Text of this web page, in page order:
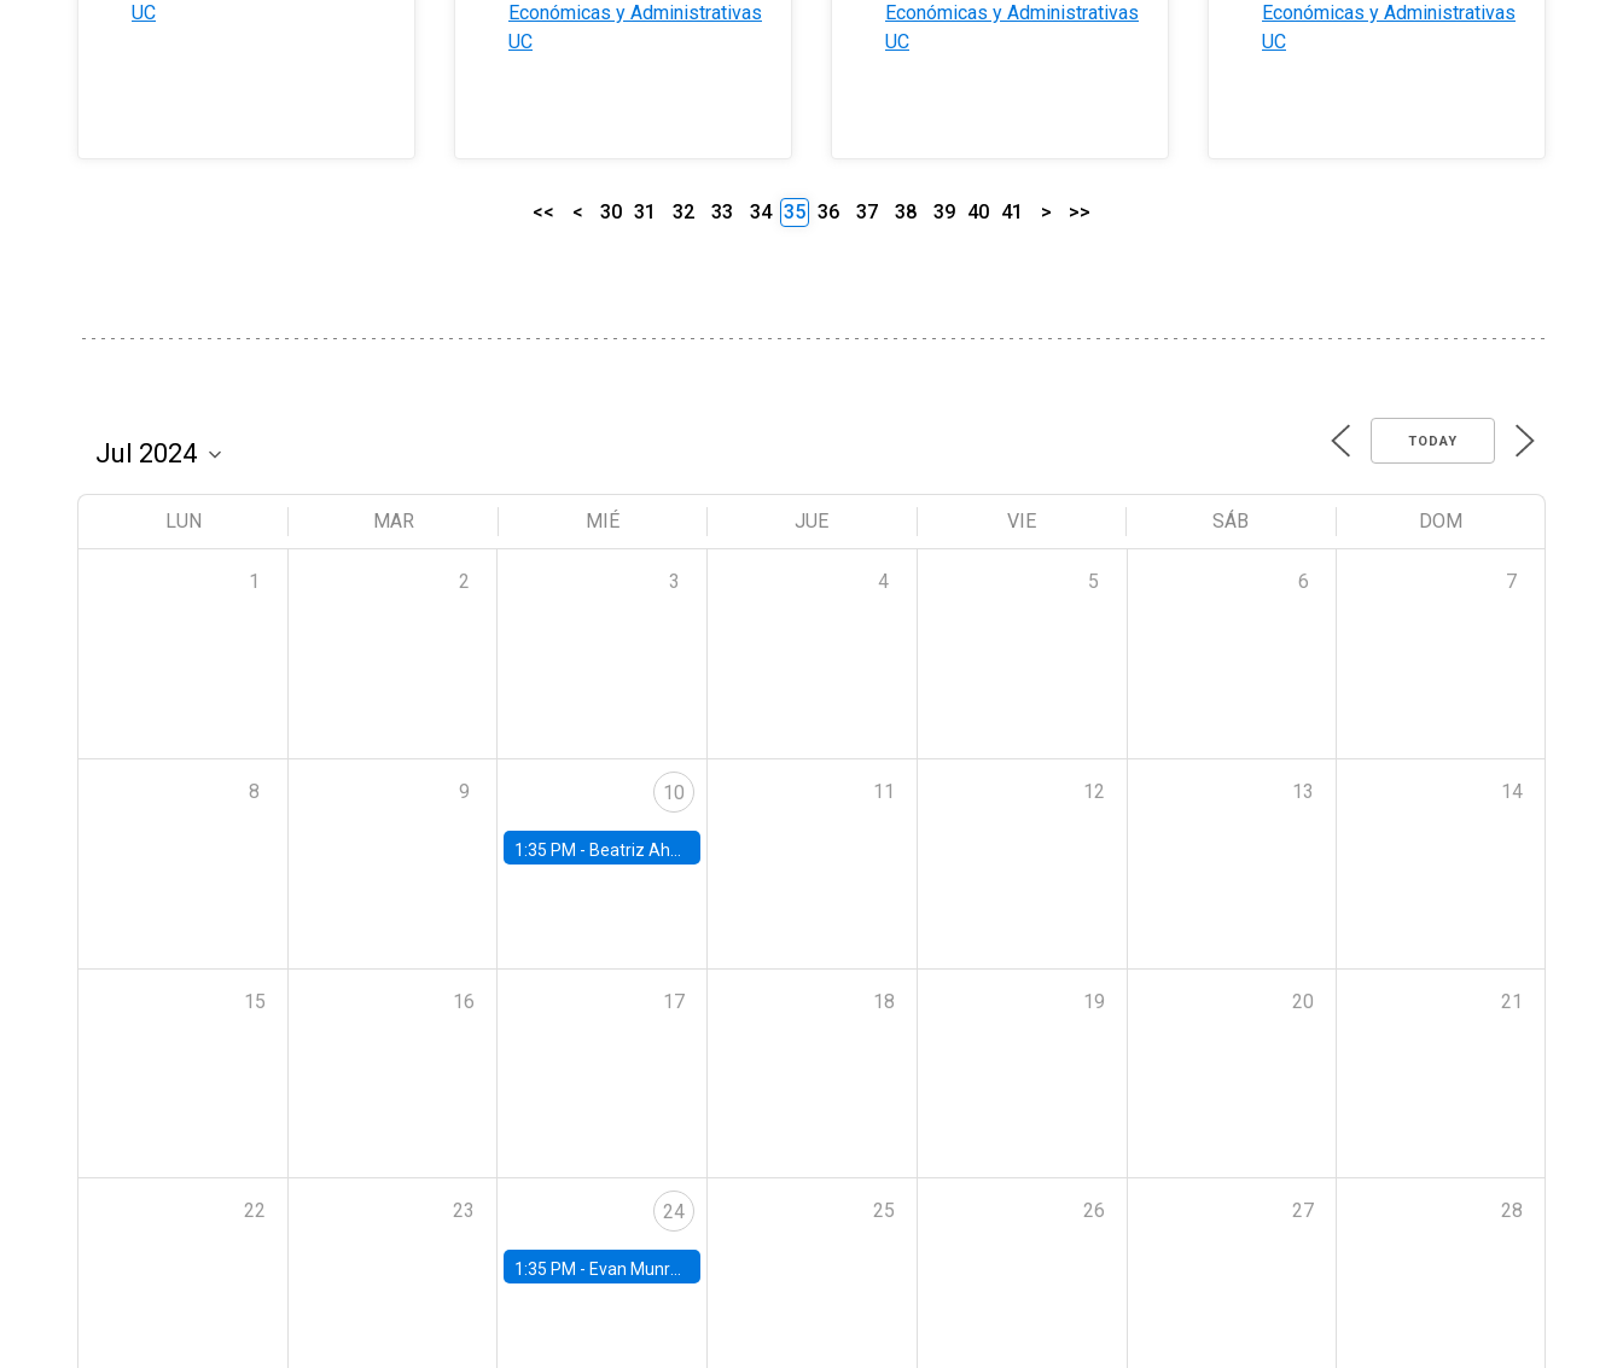
UC
Económicas y Administrativas
UC
Económicas y Administrativas
UC
Económicas y Administrativas
UC
<< < 30 31 32 33 34 35 36 37 38 39 40 41 > >>
TODAY
LUN MAR MIÉ JUE VIE SÁB DOM
1 2 3 4 5 6 7
8 9 10
1:35 PM - Beatriz Ahumada, PhD candidate, Universidad de Pittsburgh
11 12 13 14
15 16 17 18 19 20 21
22 23 24
1:35 PM - Evan Munro, Neyman Visiting Assistant Professor in the Department of Statistics at UC Berkeley
25 26 27 28